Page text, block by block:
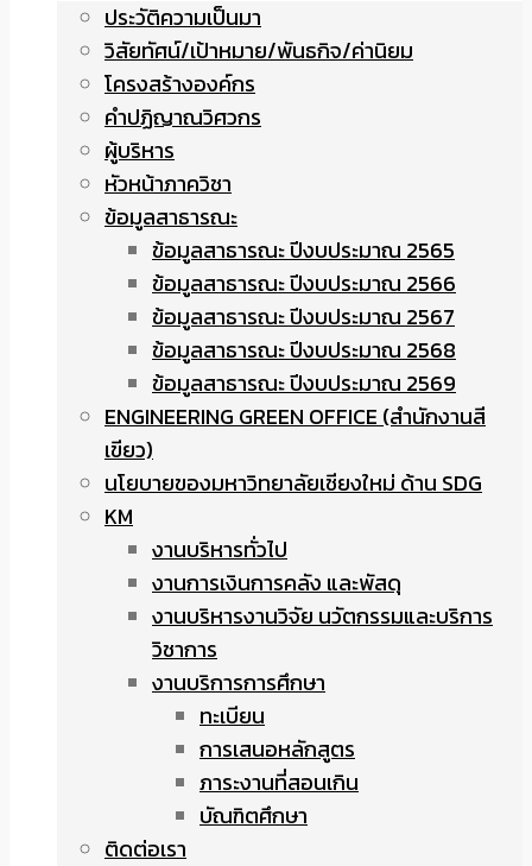
ประวัติความเป็นมา
วิสัยทัศน์/เป้าหมาย/พันธกิจ/ค่านิยม
โครงสร้างองค์กร
คำปฏิญาณวิศวกร
ผู้บริหาร
หัวหน้าภาควิชา
ข้อมูลสาธารณะ
ข้อมูลสาธารณะ ปีงบประมาณ 2565
ข้อมูลสาธารณะ ปีงบประมาณ 2566
ข้อมูลสาธารณะ ปีงบประมาณ 2567
ข้อมูลสาธารณะ ปีงบประมาณ 2568
ข้อมูลสาธารณะ ปีงบประมาณ 2569
ENGINEERING GREEN OFFICE (สำนักงานสี
เขียว)
นโยบายของมหาวิทยาลัยเชียงใหม่ ด้าน SDG
KM
งานบริหารทั่วไป
งานการเงินการคลัง และพัสดุ
งานบริหารงานวิจัย นวัตกรรมและบริการ
วิชาการ
งานบริการการศึกษา
ทะเบียน
การเสนอหลักสูตร
ภาระงานที่สอนเกิน
บัณฑิตศึกษา
ติดต่อเรา